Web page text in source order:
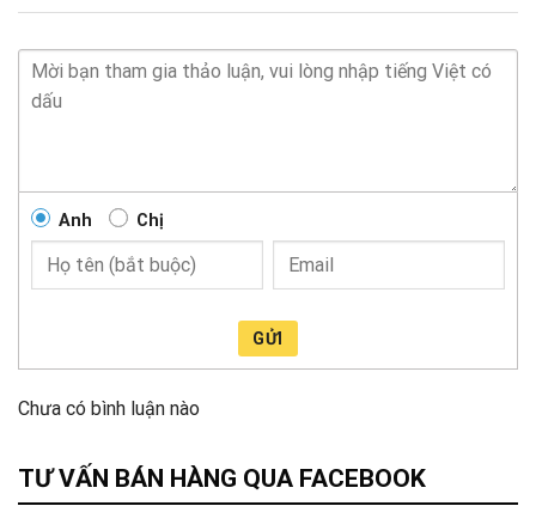
Anh Chị
GỬI
Chưa có bình luận nào
TƯ VẤN BÁN HÀNG QUA FACEBOOK